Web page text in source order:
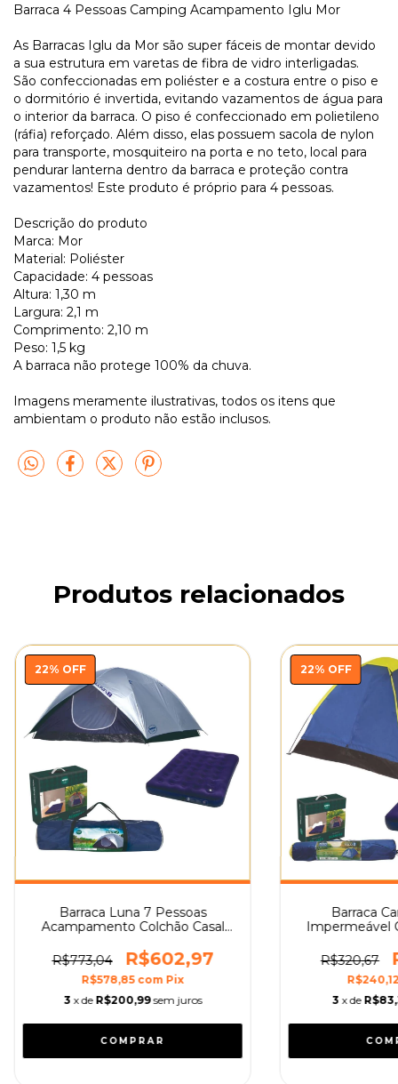
Barraca 4 Pessoas Camping Acampamento Iglu Mor
As Barracas Iglu da Mor são super fáceis de montar devido
a sua estrutura em varetas de fibra de vidro interligadas.
São confeccionadas em poliéster e a costura entre o piso e
o dormitório é invertida, evitando vazamentos de água para
o interior da barraca. O piso é confeccionado em polietileno
(ráfia) reforçado. Além disso, elas possuem sacola de nylon
para transporte, mosquiteiro na porta e no teto, local para
pendurar lanterna dentro da barraca e proteção contra
vazamentos! Este produto é próprio para 4 pessoas.
Descrição do produto
Marca: Mor
Material: Poliéster
Capacidade: 4 pessoas
Altura: 1,30 m
Largura: 2,1 m
Comprimento: 2,10 m
Peso: 1,5 kg
A barraca não protege 100% da chuva.
Imagens meramente ilustrativas, todos os itens que
ambientam o produto não estão inclusos.
Produtos relacionados
22% OFF
Barraca Luna 7 Pessoas
Acampamento Colchão Casal
R$773,04
R$602,97
R$578,85 com Pix
3 x de R$200,99 sem juros
22% OFF
Barraca
Impermeável
R$320,67
3 x de